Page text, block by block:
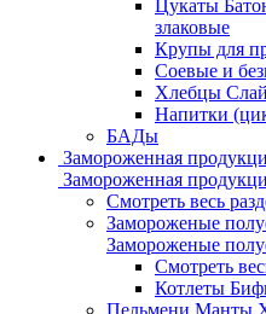
Цукаты
злаковые
Крупы для
Соевые и
Хлебцы
Напитки
БАДы
Замороженная
Замороженная
Смотреть весь
Замороженые
Замороженые
Смотреть
Котлеты
Пельмени Манты